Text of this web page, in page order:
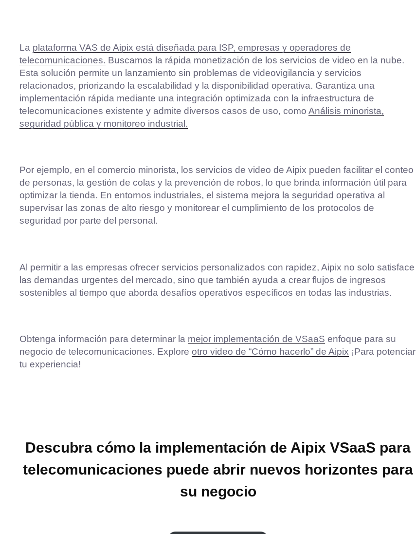
La plataforma VAS de Aipix está diseñada para ISP, empresas y operadores de
telecomunicaciones. Buscamos la rápida monetización de los servicios de video en la nube.
Esta solución permite un lanzamiento sin problemas de videovigilancia y servicios
relacionados, priorizando la escalabilidad y la disponibilidad operativa. Garantiza una
implementación rápida mediante una integración optimizada con la infraestructura de
telecomunicaciones existente y admite diversos casos de uso, como Análisis minorista,
seguridad pública y monitoreo industrial.
Por ejemplo, en el comercio minorista, los servicios de video de Aipix pueden facilitar el conteo
de personas, la gestión de colas y la prevención de robos, lo que brinda información útil para
optimizar la tienda. En entornos industriales, el sistema mejora la seguridad operativa al
supervisar las zonas de alto riesgo y monitorear el cumplimiento de los protocolos de
seguridad por parte del personal.
Al permitir a las empresas ofrecer servicios personalizados con rapidez, Aipix no solo satisface
las demandas urgentes del mercado, sino que también ayuda a crear flujos de ingresos
sostenibles al tiempo que aborda desafíos operativos específicos en todas las industrias.
Obtenga información para determinar la mejor implementación de VSaaS enfoque para su
negocio de telecomunicaciones. Explore otro video de “Cómo hacerlo” de Aipix ¡Para potenciar
tu experiencia!
Descubra cómo la implementación de Aipix VSaaS para
telecomunicaciones puede abrir nuevos horizontes para
su negocio